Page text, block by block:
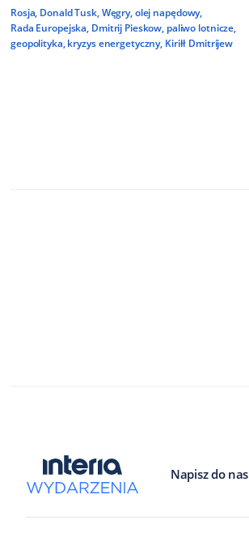
Rosja, Donald Tusk,Węgry,olej napędowy,
Rada Europejska, Dmitrij Pieskow, paliwo lotnicze,
geopolityka, kryzys energetyczny, Kiriłł Dmitrijew
Napisz do nas